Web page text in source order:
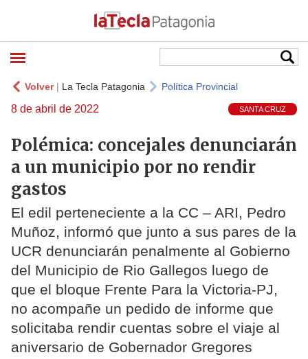
Volver| La Tecla Patagonia Política Provincial
8 de abril de 2022 SANTA CRUZ
Polémica: concejales denunciarán
a un municipio por no rendir
gastos
El edil perteneciente a la CC – ARI, Pedro
Muñoz, informó que junto a sus pares de la
UCR denunciarán penalmente al Gobierno
del Municipio de Rio Gallegos luego de
que el bloque Frente Para la Victoria-PJ,
no acompañe un pedido de informe que
solicitaba rendir cuentas sobre el viaje al
aniversario de Gobernador Gregores